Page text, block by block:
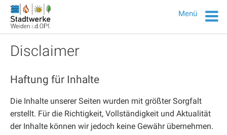
Menü
Sie sind hier:
Disclaimer
Haftung für Inhalte
Die Inhalte unserer Seiten wurden mit größter Sorgfalt
erstellt. Für die Richtigkeit, Vollständigkeit und Aktualität
der Inhalte können wir jedoch keine Gewähr übernehmen.